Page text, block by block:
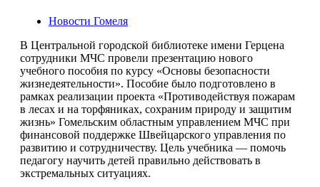
Новости Гомеля
В Центральной городской библиотеке имени Герцена
сотрудники МЧС провели презентацию нового
учебного пособия по курсу «Основы безопасности
жизнедеятельности». Пособие было подготовлено в
рамках реализации проекта «Противодействуя пожарам
в лесах и на торфяниках, сохраним природу и защитим
жизнь» Гомельским областным управлением МЧС при
финансовой поддержке Швейцарского управления по
развитию и сотрудничеству. Цель учебника — помочь
педагогу научить детей правильно действовать в
экстремальных ситуациях.